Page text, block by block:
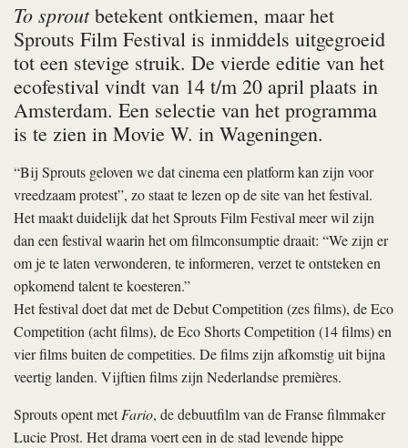
To sproutbetekent ontkiemen, maar het
Sprouts Film Festival is inmiddels uitgegroeid
tot een stevige struik. De vierde editie van het
ecofestival vindt van 14 t/m 20 april plaats in
Amsterdam. Een selectie van het programma
is te zien in Movie W. in Wageningen.
“Bij Sprouts geloven we dat cinema een platform kan zijn voor
vreedzaam protest”, zo staat te lezen op de site van het festival.
Het maakt duidelijk dat het Sprouts Film Festival meer wil zijn
dan een festival waarin het om filmconsumptie draait: “We zijn er
om je te laten verwonderen, te informeren, verzet te ontsteken en
opkomend talent te koesteren.”
Het festival doet dat met de Debut Competition (zes films), de Eco
Competition (acht films), de Eco Shorts Competition (14 films) en
vier films buiten de competities. De films zijn afkomstig uit bijna
veertig landen. Vijftien films zijn Nederlandse premières.
Sprouts opent metFario, de debuutfilm van de Franse filmmaker
Lucie Prost. Het drama voert een in de stad levende hippe